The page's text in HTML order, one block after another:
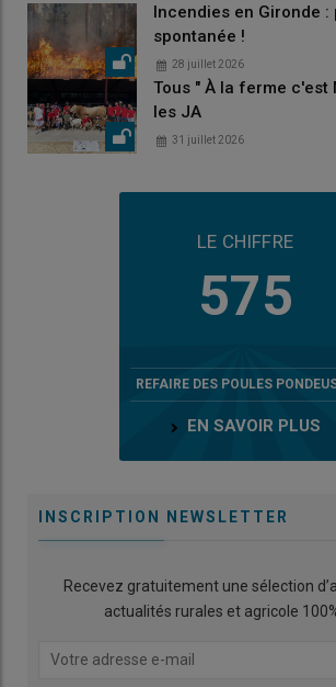
Incendies en Gironde :
spontanée !
28 juillet 2026
Tous " À la ferme c'est
les JA
31 juillet 2026
LE CHIFFRE
575
REFAIRE DES POULES
EN SAVOIR PLUS
INSCRIPTION NEWSLETTER
Recevez gratuitement une sélection
actualités rurales et agricole